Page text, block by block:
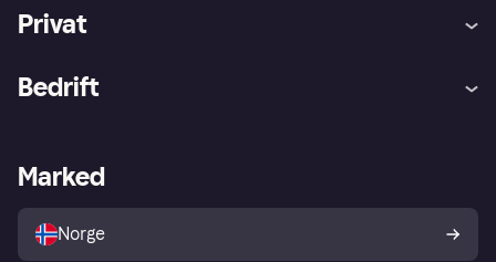
Privat
Utforsk butikker
Bedrift
Merchant portal
Marked
Norge